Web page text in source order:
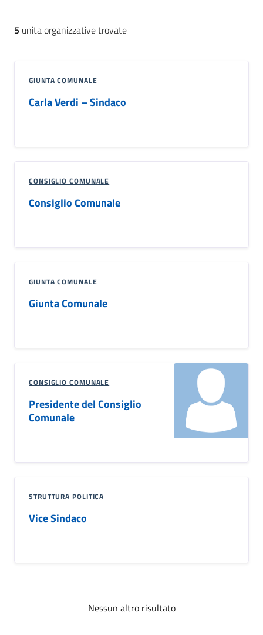
5 unita organizzative trovate
GIUNTA COMUNALE
Carla Verdi – Sindaco
CONSIGLIO COMUNALE
Consiglio Comunale
GIUNTA COMUNALE
Giunta Comunale
CONSIGLIO COMUNALE
Presidente del Consiglio
Comunale
STRUTTURA POLITICA
Vice Sindaco
Nessun altro risultato